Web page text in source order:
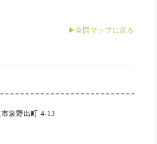
▶全国マップに戻る
泉野出町 4-13